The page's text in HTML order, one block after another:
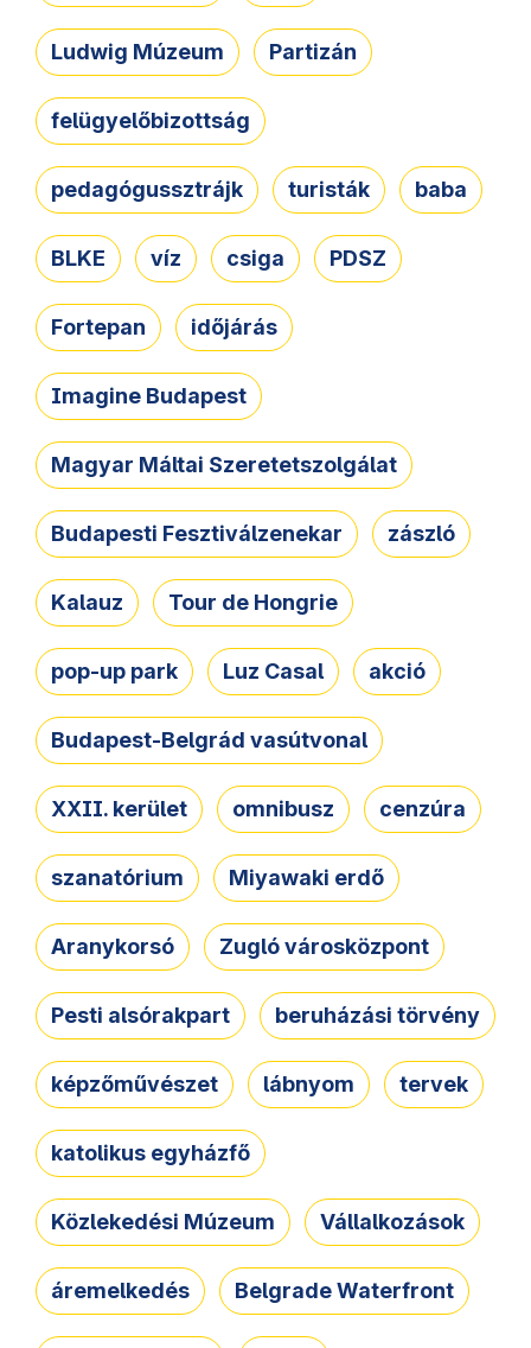
Ludwig Múzeum Partizán
felügyelőbizottság
pedagógussztrájk turisták baba
BLKE víz csiga PDSZ
Fortepan időjárás
Imagine Budapest
Magyar Máltai Szeretetszolgálat
Budapesti Fesztiválzenekar zászló
Kalauz Tour de Hongrie
pop-up park Luz Casal akció
Budapest-Belgrád vasútvonal
XXII. kerület omnibusz cenzúra
szanatórium Miyawaki erdő
Aranykorsó Zugló városközpont
Pesti alsórakpart beruházási törvény
képzőművészet lábnyom tervek
katolikus egyházfő
Közlekedési Múzeum Vállalkozások
áremelkedés Belgrade Waterfront